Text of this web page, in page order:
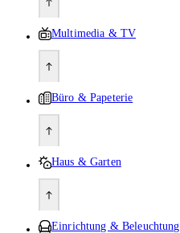
Multimedia & TV
Büro & Papeterie
Haus & Garten
Einrichtung & Beleuchtung